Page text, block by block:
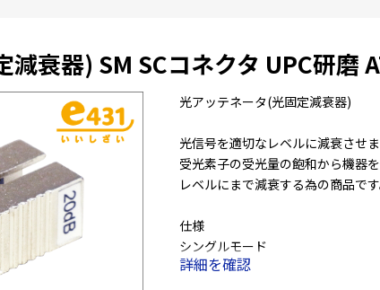
衰器) SM SCコネクタ UPC研磨
光アッテネータ(光固定減衰器)
光信号を適切なレベルに減衰させま
受光素子の受光量の飽和から機器
レベルにまで減衰する為の商品です
仕様
シングルモード
SCコネクタ UPC研磨
詳細を確認